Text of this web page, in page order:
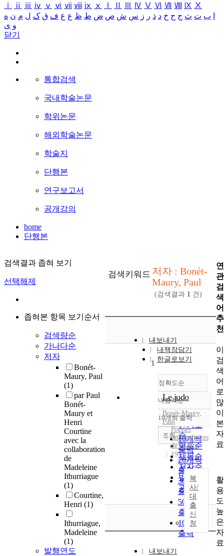
ⅰ
ⅱ ⅲ ⅳ ⅴ ⅵ ⅶ ⅷ ⅸ ⅹ Ⅳ Ⅴ Ⅵ Ⅶ Ⅷ Ⅸ Ⅹ
ب ت ث ج ح خ د ذ ر ز س ش ص ض ط ظ ع غ ف ق ک ل م ن ه
و ی
닫기
통합검색
국내학술논문
학위논문
해외학술논문
학술지
단행본
연구보고서
공개강의
home
단행본
검색결과 좁혀 보기
선택해제
좁혀본 항목 보기순서
검색량순
가나다순
저자
Bonét-
Maury, Paul
(1)
par Paul
Bonét-
Maury et
Henri
Courtine
avec la
collaboration
de
Madeleine
Ithurriague
(1)
Courtine,
Henri (1)
Ithurriague,
Madeleine
(1)
발행연도
검색키워드 저자 : Bonét-
Maury, Paul
(검색결과 1 건)
내보내기
내책장담기
한글로보기
정확도순
정확도
순
인기도
순
연도순
제목순
저자순
발행기
관순
내림차순
내림차순
10개씩 출력
10개씩
출력
20개씩
출력
30개씩
출력
50개씩
출력
100개씩
출력
조회
1
Le judo
Bonét-Maury,
Paul
Presses
universitaires
de France
1971
복
사/
대
출
신
청
내보내기
연
관
검
색
어
추
천
이
검
색
어
로
많
이
본
자
료
활
용
도
높
은
자
료